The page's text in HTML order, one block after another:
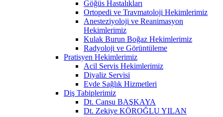
Göğüs Hastalıkları
Ortopedi ve Travmatoloji Hekimlerimiz
Anesteziyoloji ve Reanimasyon
Hekimlerimiz
Kulak Burun Boğaz Hekimlerimiz
Radyoloji ve Görüntüleme
Pratisyen Hekimlerimiz
Acil Servis Hekimlerimiz
Diyaliz Servisi
Evde Sağlık Hizmetleri
Diş Tabiplerimiz
Dt. Cansu BAŞKAYA
Dt. Zekiye KÖROĞLU YILAN